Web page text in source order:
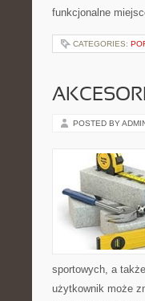
funkcjonalne
CATEGORIES:
POSTED BY
sportowych, a
użytkownik może